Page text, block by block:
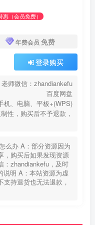
惠（会员免费）
年费会员 免费
登录购买
老师微信：zhandiankefu
百度网盘
机、电脑、平板+(WPS)
性，购买后不予退款，
么办 A：部分资源因为
，购买后如果发现资源
：zhandiankefu，及时
说明 A：本站资源为虚
持退货也无法退款，